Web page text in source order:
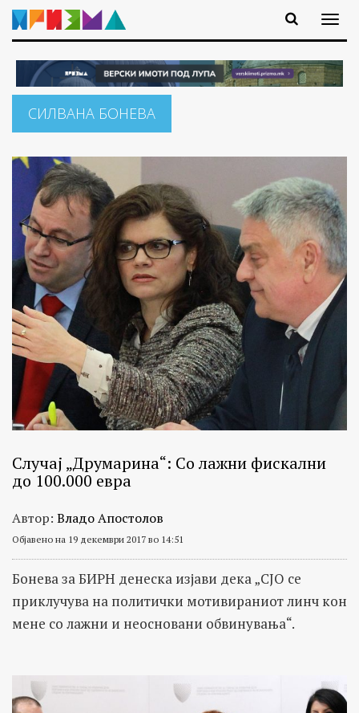
СИЛВАНА БОНЕВА
Случај „Друмарина“: Со лажни фискални
до 100.000 евра
Автор: Владо Апостолов
Објавено на 19 декември 2017 во 14:51
Бонева за БИРН денеска изјави дека „СЈО се
приклучува на политички мотивираниот линч кон
мене со лажни и неосновани обвинувања“.